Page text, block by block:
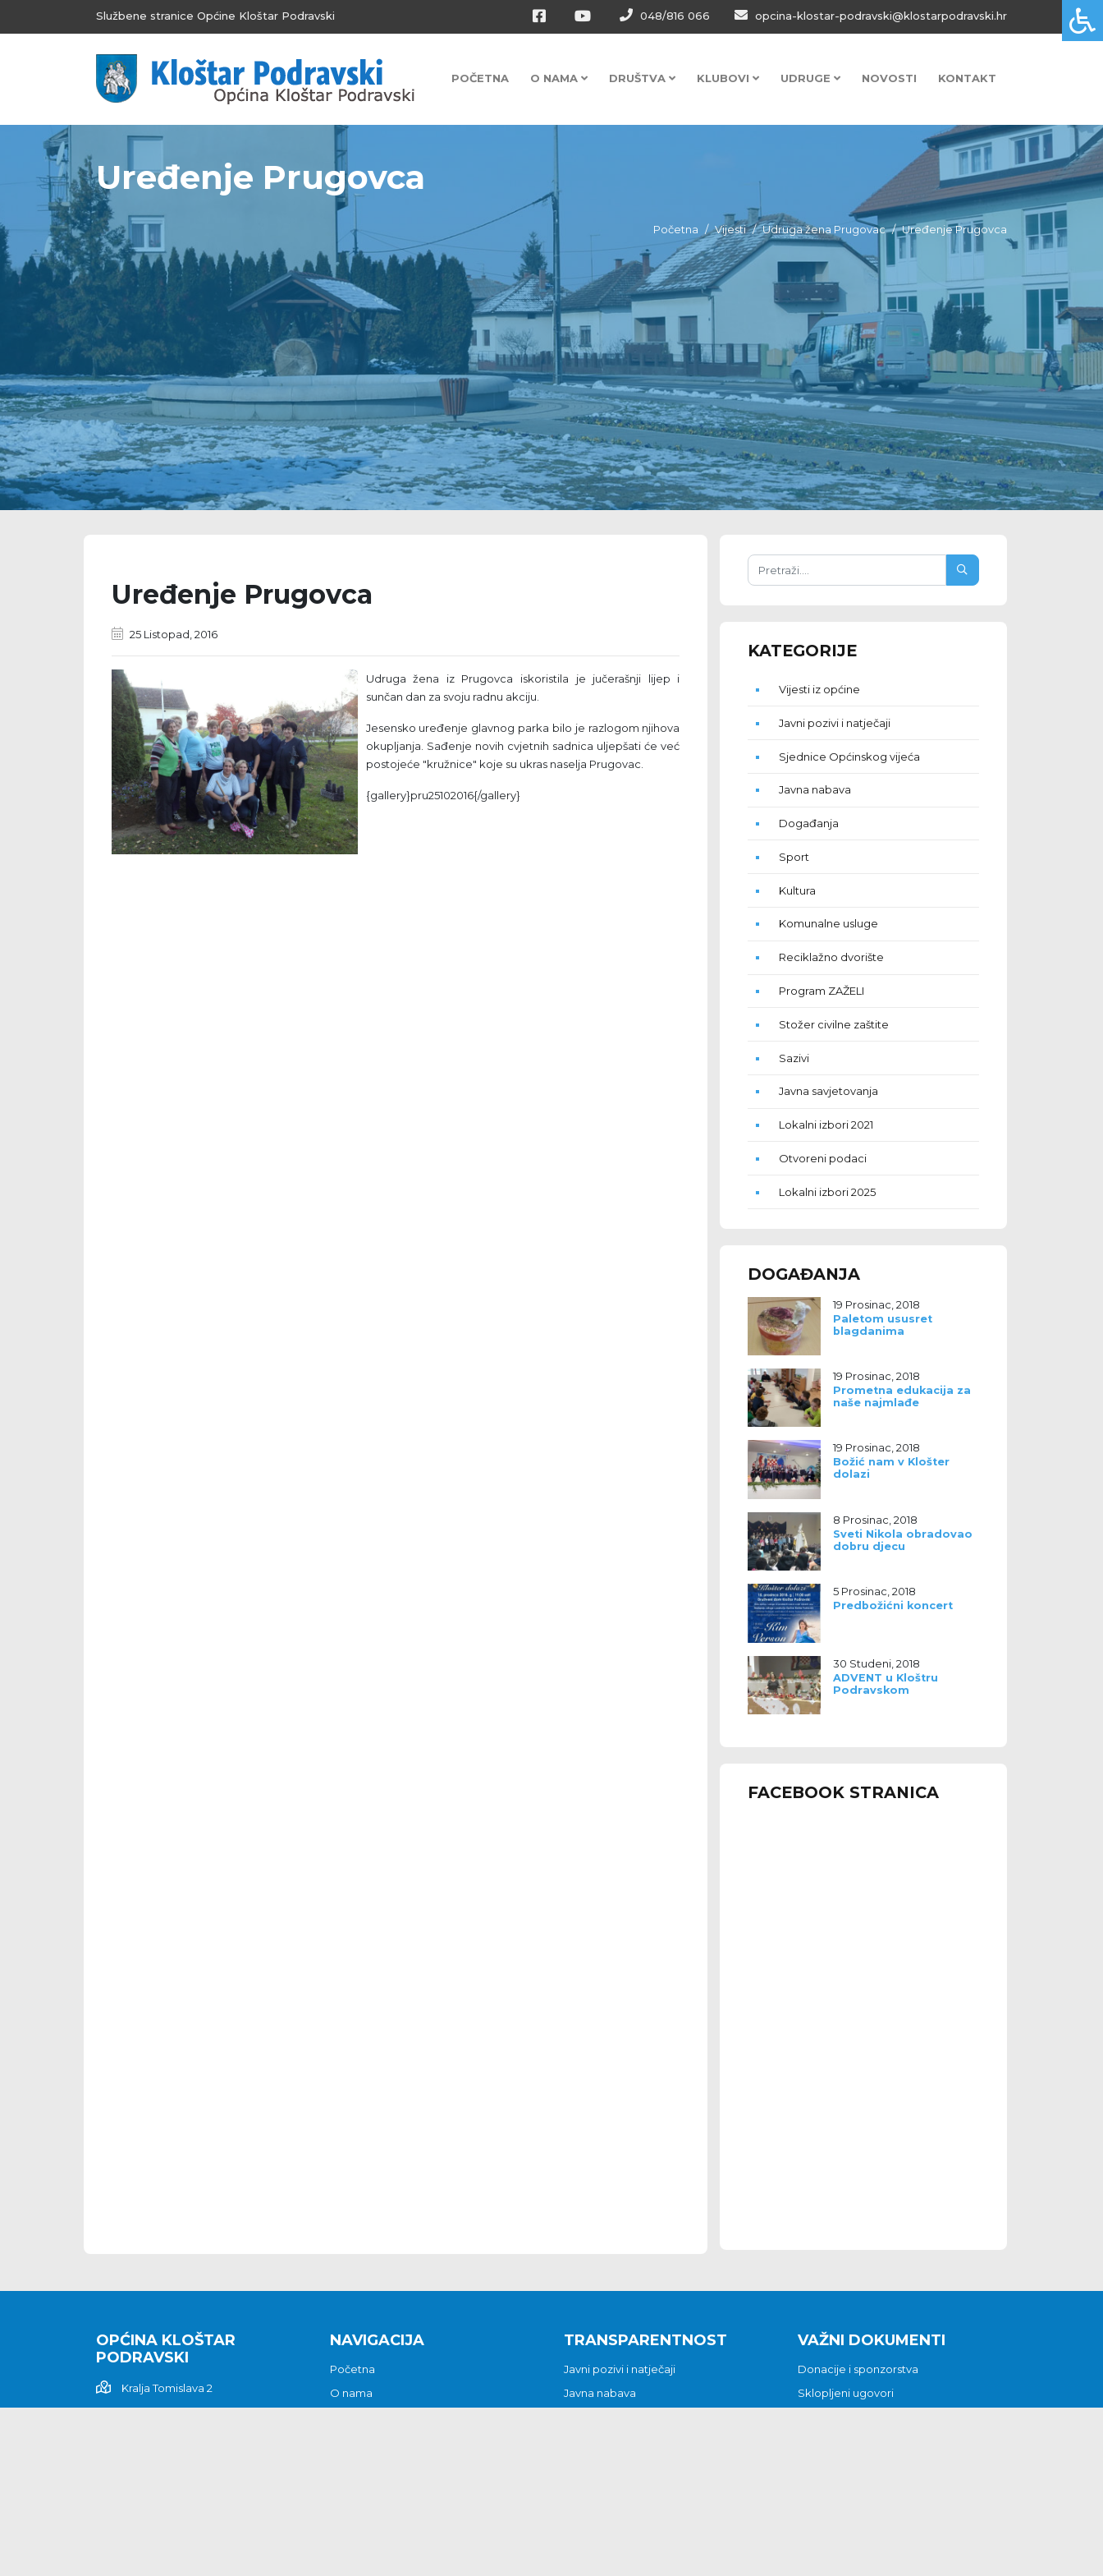
Službene stranice Općine Kloštar Podravski 048/816 066 opcina-klostar-podravski@klostarpodravski.hr
POČETNA O NAMA DRUŠTVA KLUBOVI UDRUGE NOVOSTI KONTAKT
Uređenje Prugovca
Početna Vijesti Udruga žena Prugovac Uređenje Prugovca
Uređenje Prugovca
25 Listopad, 2016
Udruga žena iz Prugovca iskoristila je jučerašnji lijep i
sunčan dan za svoju radnu akciju.
Jesensko uređenje glavnog parka bilo je razlogom njihova
okupljanja. Sađenje novih cvjetnih sadnica uljepšati će već
postojeće "kružnice" koje su ukras naselja Prugovac.
{gallery}pru25102016{/gallery}
KATEGORIJE
Vijesti iz općine
Javni pozivi i natječaji
Sjednice Općinskog vijeća
Javna nabava
Događanja
Sport
Kultura
Komunalne usluge
Reciklažno dvorište
Program ZAŽELI
Stožer civilne zaštite
Sazivi
Javna savjetovanja
Lokalni izbori 2021
Otvoreni podaci
Lokalni izbori 2025
DOGAĐANJA
19 Prosinac, 2018
Paletom ususret
blagdanima
19 Prosinac, 2018
Prometna edukacija za
naše najmlađe
19 Prosinac, 2018
Božić nam v Klošter
dolazi
8 Prosinac, 2018
Sveti Nikola obradovao
dobru djecu
5 Prosinac, 2018
Predbožićni koncert
30 Studeni, 2018
ADVENT u Kloštru
Podravskom
FACEBOOK STRANICA
OPĆINA KLOŠTAR
PODRAVSKI
Kralja Tomislava 2
NAVIGACIJA
Početna
O nama
TRANSPARENTNOST
Javni pozivi i natječaji
Javna nabava
VAŽNI DOKUMENTI
Donacije i sponzorstva
Sklopljeni ugovori